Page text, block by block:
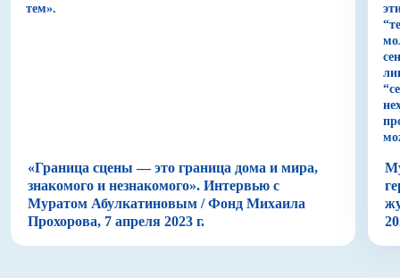
бездну его одиночества, которое, говоря словами
Бродского, «хуже ада». Он показывает трагедию
человека, который хотел поступить благородно, а
поступил неправильно и что-то важное упустил. А
«Граница сцены — это граница дома и мира,
знакомого и незнакомого». Интервью с
Муратом Абулкатиновым / Фонд Михаила
Прохорова, 7 апреля 2023 г.
тем».